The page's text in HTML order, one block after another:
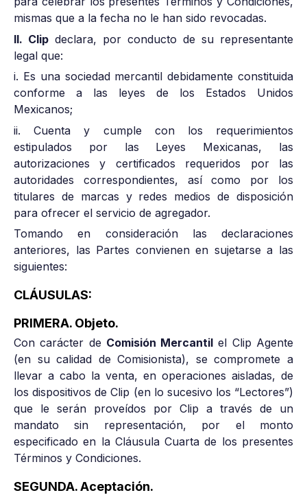
mismas que a la fecha no le han sido revocadas.
II. Clip declara, por conducto de su representante
legal que:
i. Es una sociedad mercantil debidamente constituida
conforme a las leyes de los Estados Unidos
Mexicanos;
ii. Cuenta y cumple con los requerimientos
estipulados por las Leyes Mexicanas, las
autorizaciones y certificados requeridos por las
autoridades correspondientes, así como por los
titulares de marcas y redes medios de disposición
para ofrecer el servicio de agregador.
Tomando en consideración las declaraciones
anteriores, las Partes convienen en sujetarse a las
siguientes:
CLÁUSULAS:
PRIMERA. Objeto.
Con carácter de Comisión Mercantil el Clip Agente
(en su calidad de Comisionista), se compromete a
llevar a cabo la venta, en operaciones aisladas, de
los dispositivos de Clip (en lo sucesivo los “Lectores”)
que le serán proveídos por Clip a través de un
mandato sin representación, por el monto
especificado en la Cláusula Cuarta de los presentes
Términos y Condiciones.
SEGUNDA. Aceptación.